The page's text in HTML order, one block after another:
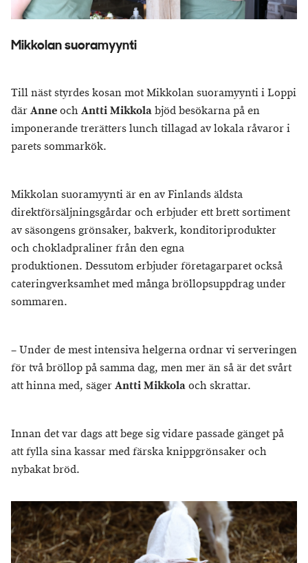
Mikkolan suoramyynti
Till näst styrdes kosan mot Mikkolan suoramyynti i Loppi
därAnneochAntti Mikkolabjöd besökarna på en
imponerande trerätters lunch tillagad av lokala råvaror i
parets sommarkök.
Mikkolan suoramyynti är en av Finlands äldsta
direktförsäljningsgårdar och erbjuder ett brett sortiment
av säsongens grönsaker, bakverk, konditoriprodukter
och chokladpraliner från den egna
produktionen. Dessutom erbjuder företagarparet också
cateringverksamhet med många bröllopsuppdrag under
sommaren.
– Under de mest intensiva helgerna ordnar vi serveringen
för två bröllop på samma dag, men mer än så är det svårt
att hinna med, sägerAntti Mikkolaoch skrattar.
Innan det var dags att bege sig vidare passade gänget på
att fylla sina kassar med färska knippgrönsaker och
nybakat bröd.